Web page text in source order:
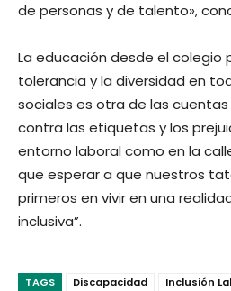
de personas y de talento»,
La educación desde el colegio
tolerancia y la diversidad en
sociales es otra de las
contra las etiquetas y los
entorno laboral como en la
que esperar a que nuestros
primeros en vivir en una
inclusiva”.
TAGS Discapacidad
Inclusión